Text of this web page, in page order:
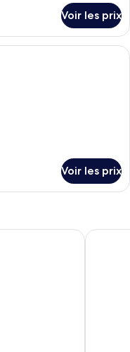
Voir les prix
Voir les prix
Jeju Stay